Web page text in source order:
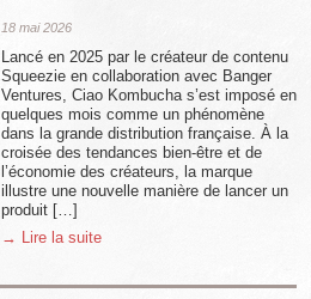
18 mai 2026
Lancé en 2025 par le créateur de contenu
Squeezie en collaboration avec Banger
Ventures, Ciao Kombucha s’est imposé en
quelques mois comme un phénomène
dans la grande distribution française. À la
croisée des tendances bien-être et de
l’économie des créateurs, la marque
illustre une nouvelle manière de lancer un
produit […]
→ Lire la suite